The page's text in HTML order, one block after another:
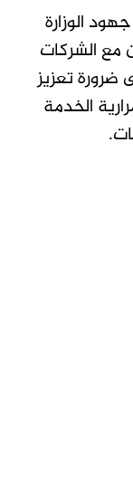
الوزارة
مع الشركات
ضرورة تعزيز
الخدمة